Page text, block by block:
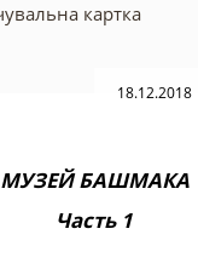
картка
18.12.2018
МУЗЕЙ БАШМАКА
Часть 1